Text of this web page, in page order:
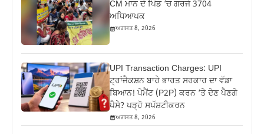
CM ਮਾਨ ਦੇ ਪਿੰਡ ‘ਚ ਗਰਜੇ 3704
ਅਧਿਆਪਕ
ਅਗਸਤ 8, 2026
UPI Transaction Charges: UPI
ਟ੍ਰਾਂਜੈਕਸ਼ਨ ਬਾਰੇ ਭਾਰਤ ਸਰਕਾਰ ਦਾ ਵੱਡਾ
ਬਿਆਨ! ਪੇਮੈਂਟ (P2P) ਕਰਨ ‘ਤੇ ਦੇਣ ਪੈਣਗੇ
ਪੈਸੇ? ਪੜ੍ਹੋ ਸਪੱਸ਼ਟੀਕਰਨ
ਅਗਸਤ 8, 2026